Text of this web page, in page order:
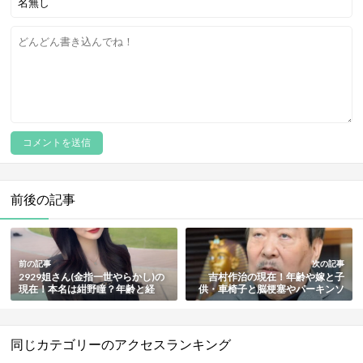
前後の記事
前の記事
2929姐さん(金指一世やらかし)の
現在！本名は紺野瞳？年齢と経
歴・ベッド写真や音声・匂わせも
次の記事
吉村作治の現在！年齢や嫁と子
供・車椅子と脳梗塞やパーキンソ
ン病の噂・エジプトでの功績と経
同じカテゴリーのアクセスランキング